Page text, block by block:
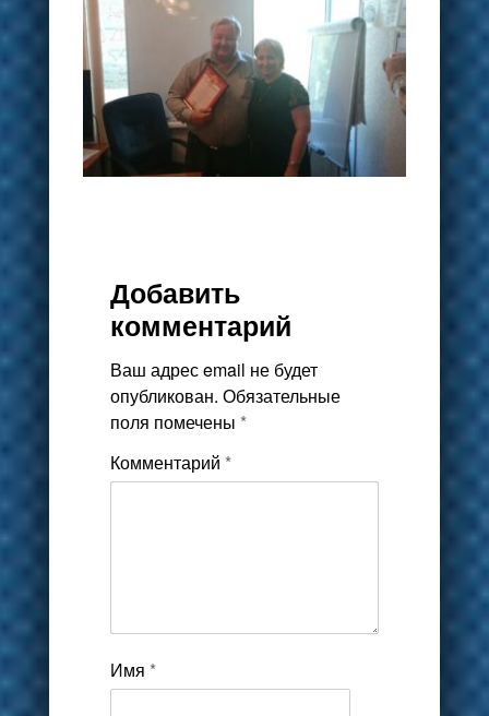
Добавить
комментарий
Ваш адрес email не будет
опубликован. Обязательные
поля помечены *
Комментарий *
Имя *